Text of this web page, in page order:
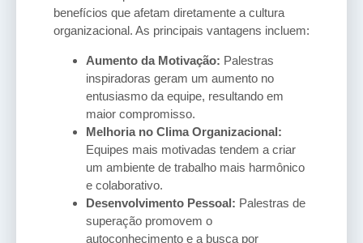
benefícios que afetam diretamente a cultura
organizacional. As principais vantagens incluem:
Aumento da Motivação: Palestras
inspiradoras geram um aumento no
entusiasmo da equipe, resultando em
maior compromisso.
Melhoria no Clima Organizacional:
Equipes mais motivadas tendem a criar
um ambiente de trabalho mais harmônico
e colaborativo.
Desenvolvimento Pessoal: Palestras de
superação promovem o
autoconhecimento e a busca por